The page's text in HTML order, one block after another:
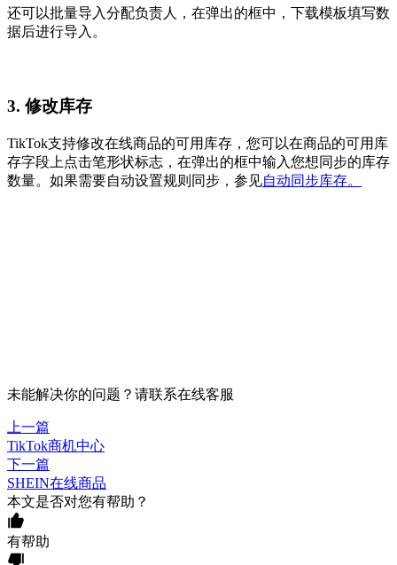
还可以批量导入分配负责人，在弹出的框中，下载模板填写数
据后进行导入。
3. 修改库存
TikTok支持修改在线商品的可用库存，您可以在商品的可用库
存字段上点击笔形状标志，在弹出的框中输入您想同步的库存
数量。如果需要自动设置规则同步，参见自动同步库存。
未能解决你的问题？请联系在线客服
上一篇
TikTok商机中心
下一篇
SHEIN在线商品
本文是否对您有帮助？
有帮助